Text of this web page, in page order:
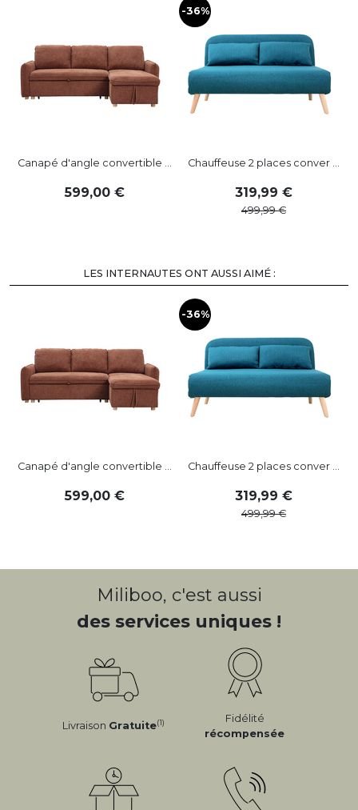
Canapé d'angle convertible ...
599,00
-36%
Chauffeuse 2 places conver ...
319,99
499,99
LES INTERNAUTES ONT AUSSI AIMÉ :
Canapé d'angle convertible ...
599,00
-36%
Chauffeuse 2 places conver ...
319,99
499,99
Miliboo, c'est aussi
des services uniques !
Livraison Gratuite(1)
Fidélité
récompensée